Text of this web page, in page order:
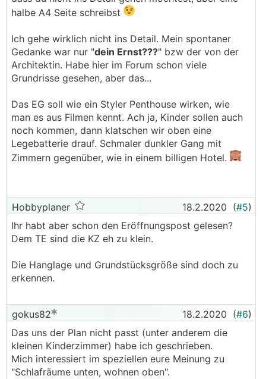
halbe A4 Seite schreibst
Ich gehe wirklich nicht ins Detail. Mein spontaner
Gedanke war nur "dein Ernst???" bzw der von der
Architektin. Habe hier im Forum schon viele
Grundrisse gesehen, aber das...
Das EG soll wie ein Styler Penthouse wirken, wie
man es aus Filmen kennt. Ach ja, Kinder sollen auch
noch kommen, dann klatschen wir oben eine
Legebatterie drauf. Schmaler dunkler Gang mit
Zimmern gegenüber, wie in einem billigen Hotel.
Hobbyplaner 18.2.2020 (#5)
Ihr habt aber schon den Eröffnungspost gelesen?
Dem TE sind die KZ eh zu klein.
Die Hanglage und Grundstücksgröße sind doch zu
erkennen.
gokus82 18.2.2020 (#6)
Das uns der Plan nicht passt (unter anderem die
kleinen Kinderzimmer) habe ich geschrieben.
Mich interessiert im speziellen eure Meinung zu
"Schlafräume unten, wohnen oben".